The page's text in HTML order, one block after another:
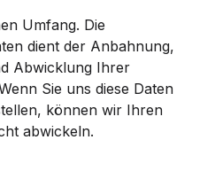
Umfang. Die
dient der Anbahnung,
Abwicklung Ihrer
Sie uns diese Daten
können wir Ihren
abwickeln.